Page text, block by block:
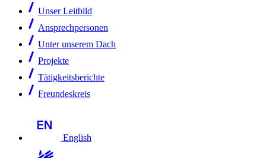
Unser Leitbild
Ansprechpersonen
Unter unserem Dach
Projekte
Tätigkeitsberichte
Freundeskreis
English